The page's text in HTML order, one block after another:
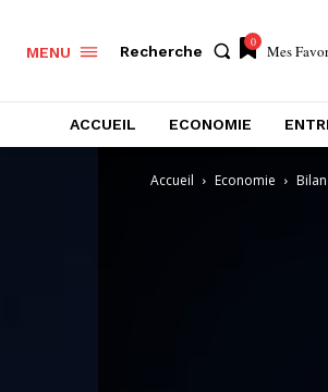
MENU Recherche
0 Mes
ACCUEIL ECONOMIE
Accueil Economie